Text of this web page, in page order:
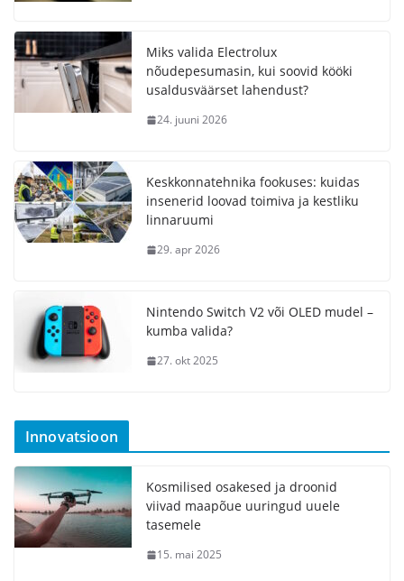
Miks valida Electrolux
nõudepesumasin, kui soovid kööki
usaldusväärset lahendust?
24. juuni 2026
Keskkonnatehnika fookuses: kuidas
insenerid loovad toimiva ja kestliku
linnaruumi
29. apr 2026
Nintendo Switch V2 või OLED mudel –
kumba valida?
27. okt 2025
Innovatsioon
Kosmilised osakesed ja droonid
viivad maapõue uuringud uuele
tasemele
15. mai 2025